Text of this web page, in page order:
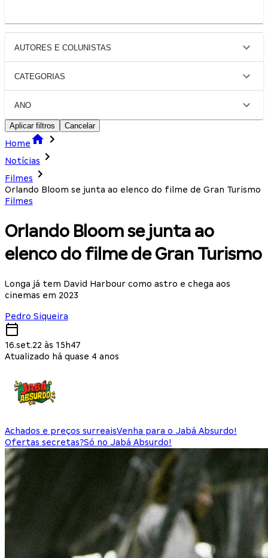
AUTORES E COLUNISTAS
CATEGORIAS
ANO
Aplicar filtros Cancelar
Home
Notícias
Filmes
Orlando Bloom se junta ao elenco do filme de Gran Turismo
Filmes
Orlando Bloom se junta ao
elenco do filme de Gran Turismo
Longa já tem David Harbour como astro e chega aos
cinemas em 2023
Pedro Siqueira
16.set.22 às 15h47
Atualizado há quase 4 anos
Achados e preços surreaisVenha para o Jabá Absurdo!
Ofertas secretas?Só no Jabá Absurdo!